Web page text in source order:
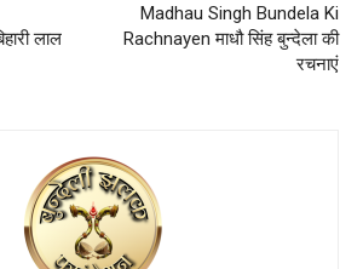
लाल
Madhau Singh Bundela Ki
Rachnayen माधौ सिंह बुन्देला की
रचनाएं